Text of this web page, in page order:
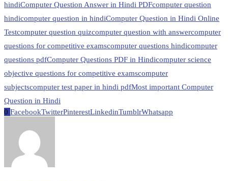
hindiComputer Question Answer in Hindi PDFcomputer question
hindicomputer question in hindiComputer Question in Hindi Online
Testcomputer question quizcomputer question with answercomputer
questions for competitive examscomputer questions hindicomputer
questions pdfComputer Questions PDF in Hindicomputer science
objective questions for competitive examscomputer
subjectscomputer test paper in hindi pdfMost important Computer
Question in Hindi
0 FacebookTwitterPinterestLinkedinTumblrWhatsapp